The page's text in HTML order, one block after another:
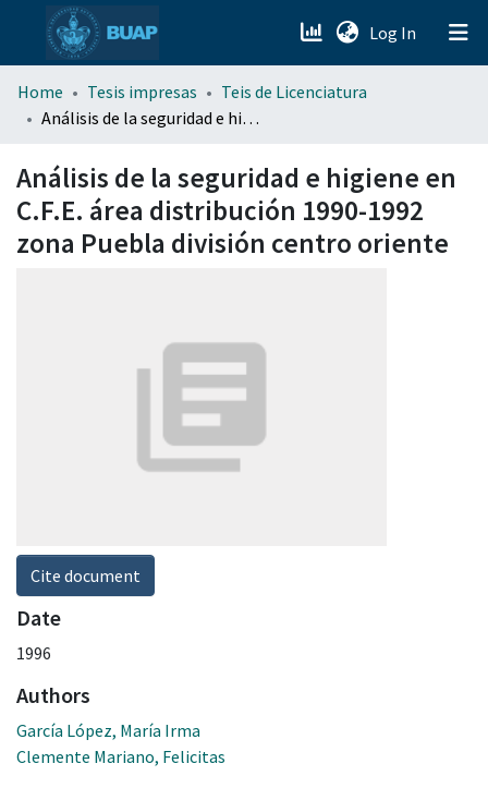
Log In (current)
menu.section.about_menu
Home Tesis impresas
Teis de Licenciatura
Análisis de la seguridad e higiene en C.F.E. área distribución 1990-1992 zona Puebla división centro oriente
Análisis de la seguridad e higiene en
C.F.E. área distribución 1990-1992
zona Puebla división centro oriente
Cite document
Date
1996
Authors
García López, María Irma
Clemente Mariano, Felicitas